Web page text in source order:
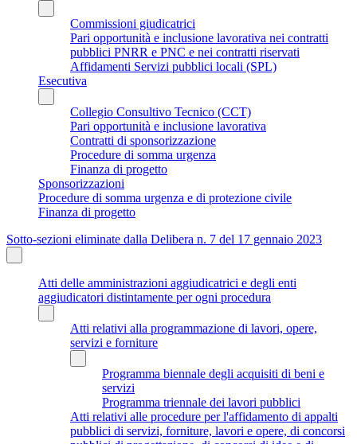
Commissioni giudicatrici
Pari opportunità e inclusione lavorativa nei contratti
pubblici PNRR e PNC e nei contratti riservati
Affidamenti Servizi pubblici locali (SPL)
Esecutiva
Collegio Consultivo Tecnico (CCT)
Pari opportunità e inclusione lavorativa
Contratti di sponsorizzazione
Procedure di somma urgenza
Finanza di progetto
Sponsorizzazioni
Procedure di somma urgenza e di protezione civile
Finanza di progetto
Sotto-sezioni eliminate dalla Delibera n. 7 del 17 gennaio 2023
Atti delle amministrazioni aggiudicatrici e degli enti
aggiudicatori distintamente per ogni procedura
Atti relativi alla programmazione di lavori, opere,
servizi e forniture
Programma biennale degli acquisiti di beni e
servizi
Programma triennale dei lavori pubblici
Atti relativi alle procedure per l'affidamento di appalti
pubblici di servizi, forniture, lavori e opere, di concorsi